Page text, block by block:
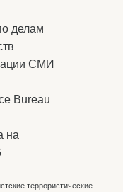
делам
СМИ
Bureau
на
террористические